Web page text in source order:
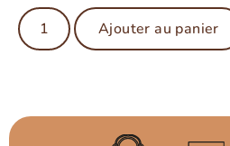
Ajouter au panier